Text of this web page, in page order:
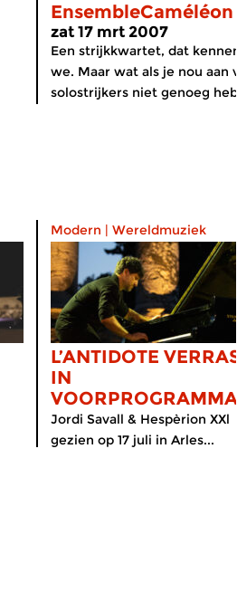
EnsembleCaméléon
zat 17 mrt 2007
Een strijkkwartet, dat
we. Maar wat als je nou aan
solostrijkers niet genoeg
Modern | Wereldmuziek
L’ANTIDOTE
IN
VOORPROGRAMMA
Jordi Savall & Hespèrion XXl
gezien op 17 juli in Arles...